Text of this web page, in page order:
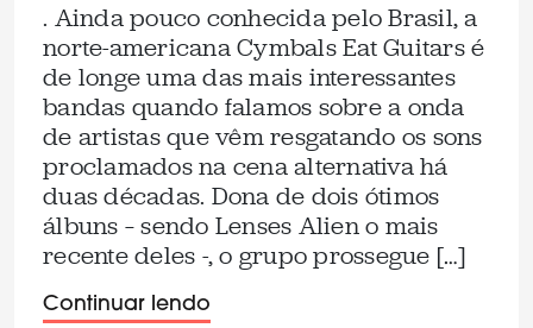
. Ainda pouco conhecida pelo Brasil, a
norte-americana Cymbals Eat Guitars é
de longe uma das mais interessantes
bandas quando falamos sobre a onda
de artistas que vêm resgatando os sons
proclamados na cena alternativa há
duas décadas. Dona de dois ótimos
álbuns – sendo Lenses Alien o mais
recente deles -, o grupo prossegue […]
Continuar lendo